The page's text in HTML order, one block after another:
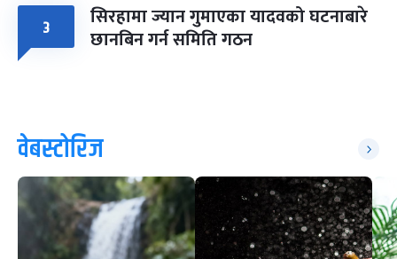
३ सिरहामा ज्यान गुमाएका यादवको घटनाबारे
छानबिन गर्न समिति गठन
वेबस्टोरिज